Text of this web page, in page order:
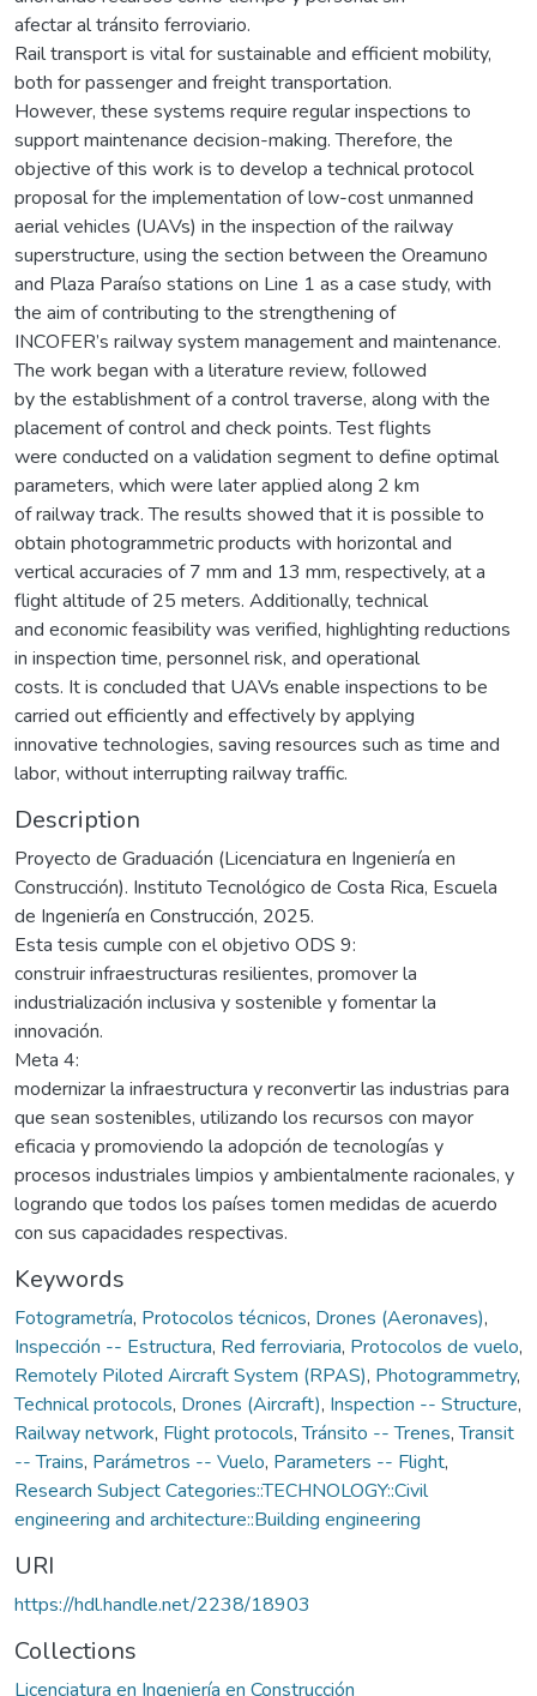
afectar al tránsito ferroviario.
Rail transport is vital for sustainable and efficient mobility,
both for passenger and freight transportation.
However, these systems require regular inspections to
support maintenance decision-making. Therefore, the
objective of this work is to develop a technical protocol
proposal for the implementation of low-cost unmanned
aerial vehicles (UAVs) in the inspection of the railway
superstructure, using the section between the Oreamuno
and Plaza Paraíso stations on Line 1 as a case study, with
the aim of contributing to the strengthening of
INCOFER’s railway system management and maintenance.
The work began with a literature review, followed
by the establishment of a control traverse, along with the
placement of control and check points. Test flights
were conducted on a validation segment to define optimal
parameters, which were later applied along 2 km
of railway track. The results showed that it is possible to
obtain photogrammetric products with horizontal and
vertical accuracies of 7 mm and 13 mm, respectively, at a
flight altitude of 25 meters. Additionally, technical
and economic feasibility was verified, highlighting reductions
in inspection time, personnel risk, and operational
costs. It is concluded that UAVs enable inspections to be
carried out efficiently and effectively by applying
innovative technologies, saving resources such as time and
labor, without interrupting railway traffic.
Description
Proyecto de Graduación (Licenciatura en Ingeniería en
Construcción). Instituto Tecnológico de Costa Rica, Escuela
de Ingeniería en Construcción, 2025.
Esta tesis cumple con el objetivo ODS 9:
construir infraestructuras resilientes, promover la
industrialización inclusiva y sostenible y fomentar la
innovación.
Meta 4:
modernizar la infraestructura y reconvertir las industrias para
que sean sostenibles, utilizando los recursos con mayor
eficacia y promoviendo la adopción de tecnologías y
procesos industriales limpios y ambientalmente racionales, y
logrando que todos los países tomen medidas de acuerdo
con sus capacidades respectivas.
Keywords
Fotogrametría, Protocolos técnicos, Drones (Aeronaves),
Inspección -- Estructura, Red ferroviaria, Protocolos de vuelo,
Remotely Piloted Aircraft System (RPAS), Photogrammetry,
Technical protocols, Drones (Aircraft), Inspection -- Structure,
Railway network, Flight protocols,Tránsito -- Trenes,Transit
-- Trains, Parámetros -- Vuelo, Parameters -- Flight,
Research Subject Categories::TECHNOLOGY::Civil
engineering and architecture::Building engineering
URI
https://hdl.handle.net/2238/18903
Collections
Licenciatura en Ingeniería en Construcción